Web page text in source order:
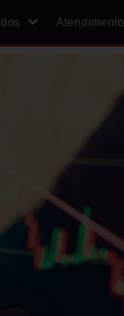
Atendimento